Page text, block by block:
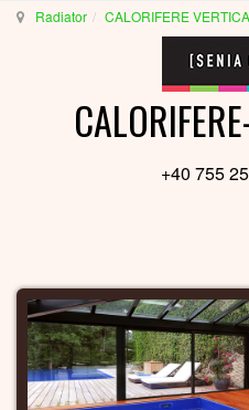
Radiator CALORIFERE
+40 755